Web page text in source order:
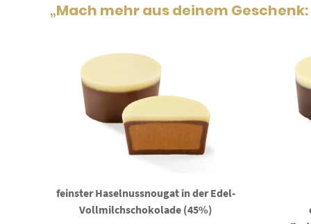
„Mach mehr aus deinem
feinster Haselnussnougat in der Edel-
Vollmilchschokolade (45%)